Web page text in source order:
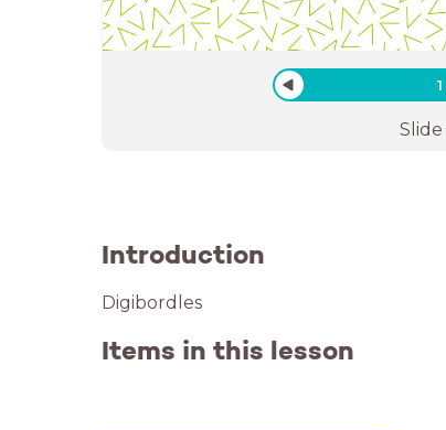
1
Slide
Introduction
Digibordles
Items in this lesson